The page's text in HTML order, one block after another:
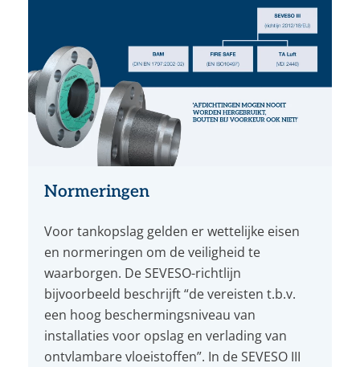
Normeringen
Voor tankopslag gelden er wettelijke eisen
en normeringen om de veiligheid te
waarborgen. De SEVESO-richtlijn
bijvoorbeeld beschrijft “de vereisten t.b.v.
een hoog beschermingsniveau van
installaties voor opslag en verlading van
ontvlambare vloeistoffen”. In de SEVESO III